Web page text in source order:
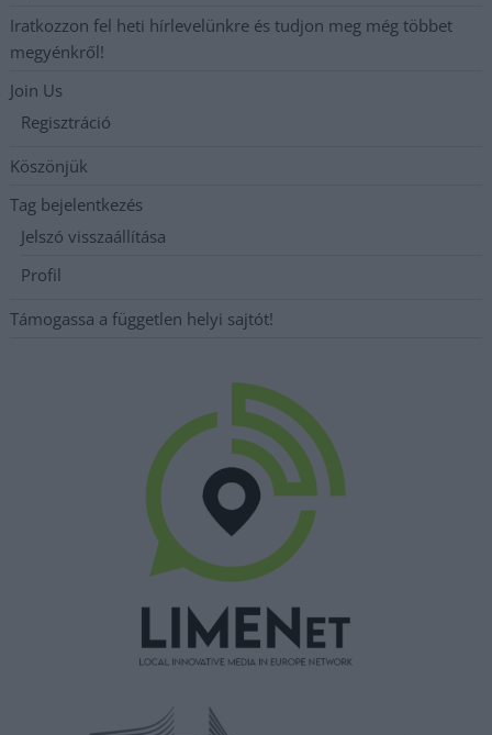
Iratkozzon fel heti hírlevelünkre és tudjon meg még többet
megyénkről!
Join Us
Regisztráció
Köszönjük
Tag bejelentkezés
Jelszó visszaállítása
Profil
Támogassa a független helyi sajtót!